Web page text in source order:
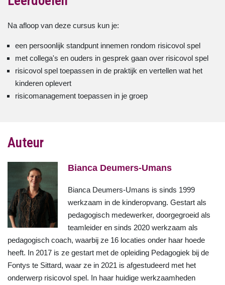
Na afloop van deze cursus kun je:
een persoonlijk standpunt innemen rondom risicovol spel
met collega's en ouders in gesprek gaan over risicovol spel
risicovol spel toepassen in de praktijk en vertellen wat het
kinderen oplevert
risicomanagement toepassen in je groep
Auteur
Bianca Deumers-Umans
Bianca Deumers-Umans is sinds 1999
werkzaam in de kinderopvang. Gestart als
pedagogisch medewerker, doorgegroeid als
teamleider en sinds 2020 werkzaam als
pedagogisch coach, waarbij ze 16 locaties onder haar hoede
heeft. In 2017 is ze gestart met de opleiding Pedagogiek bij de
Fontys te Sittard, waar ze in 2021 is afgestudeerd met het
onderwerp risicovol spel. In haar huidige werkzaamheden